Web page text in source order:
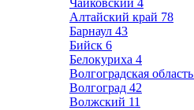
Чайковский 4
Алтайский край 78
Барнаул 43
Бийск 6
Белокуриха 4
Волгоградская область
Волгоград 42
Волжский 11